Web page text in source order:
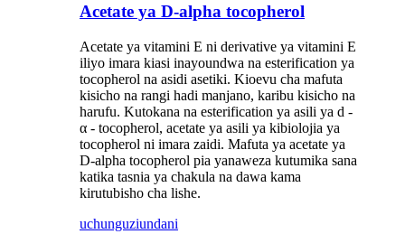
Acetate ya D-alpha tocopherol
Acetate ya vitamini E ni derivative ya vitamini E
iliyo imara kiasi inayoundwa na esterification ya
tocopherol na asidi asetiki. Kioevu cha mafuta
kisicho na rangi hadi manjano, karibu kisicho na
harufu. Kutokana na esterification ya asili ya d -
α - tocopherol, acetate ya asili ya kibiolojia ya
tocopherol ni imara zaidi. Mafuta ya acetate ya
D-alpha tocopherol pia yanaweza kutumika sana
katika tasnia ya chakula na dawa kama
kirutubisho cha lishe.
uchunguziundani